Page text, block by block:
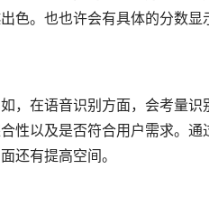
色。也也许会有具体的分数显
，在语音识别方面，会考量
性以及是否符合用户需求。
还有提高空间。